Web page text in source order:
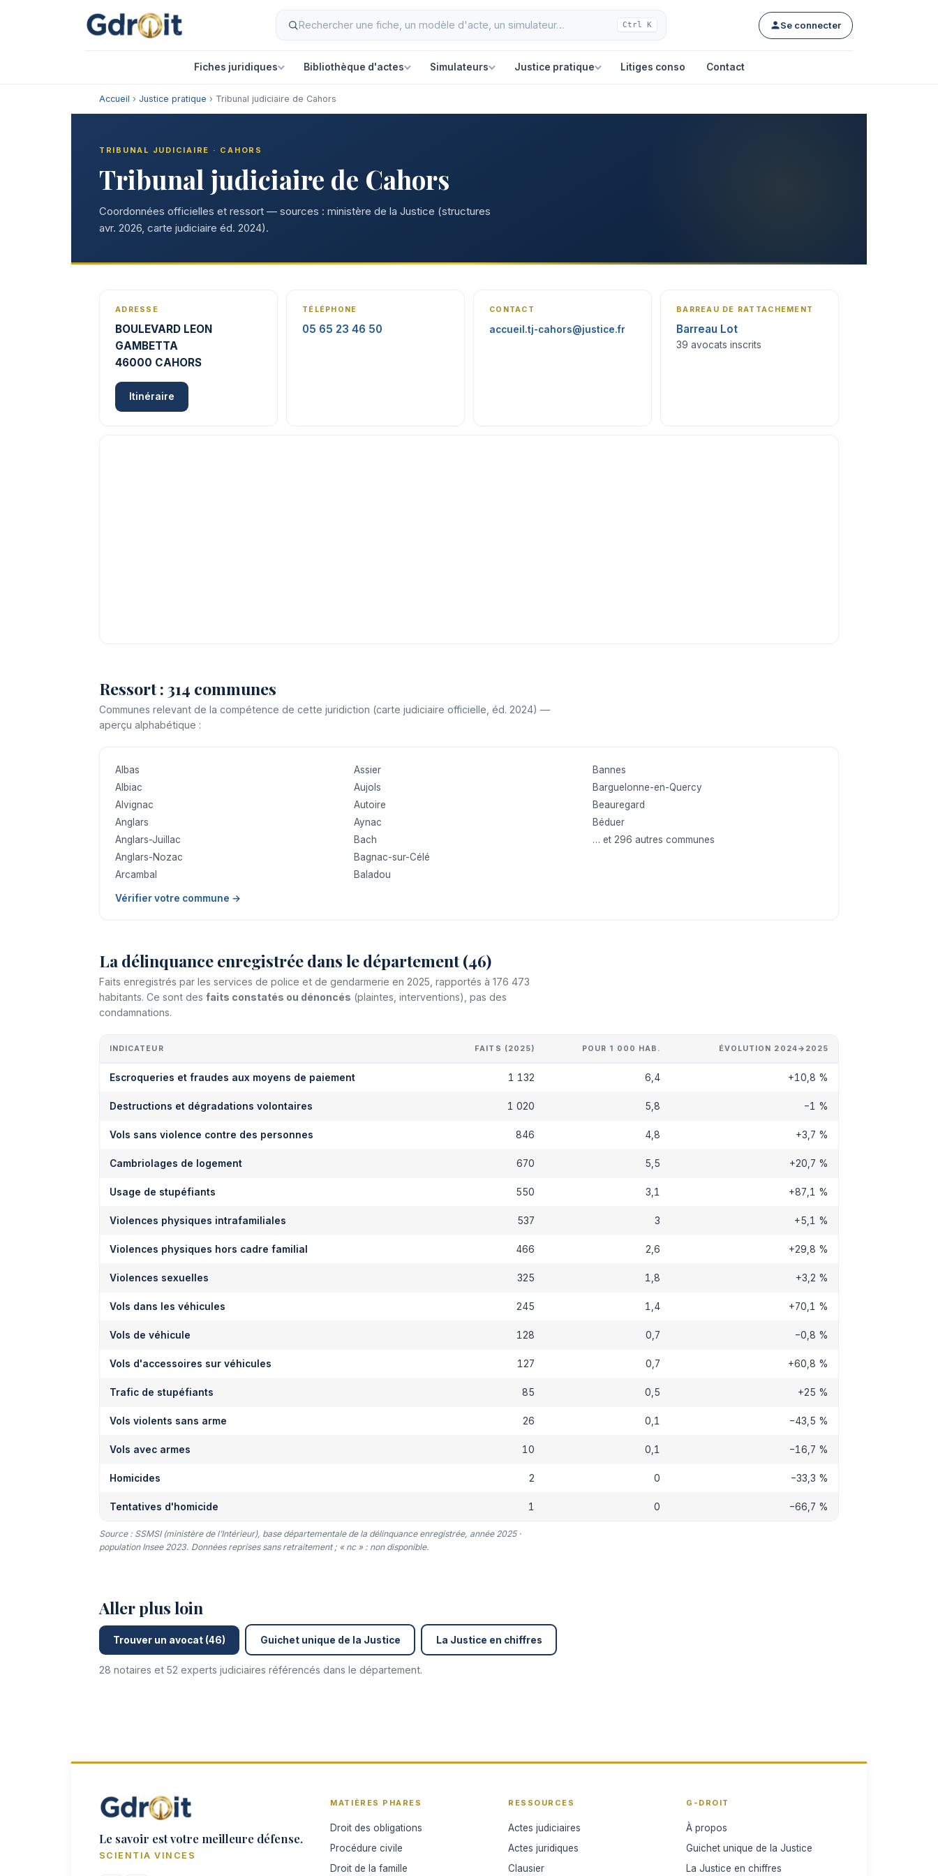
Ctrl K Se connecter
Fiches juridiques Bibliothèque d'actes Simulateurs Justice pratique Litiges conso Contact
Accueil › Justice pratique › Tribunal judiciaire de Cahors
TRIBUNAL JUDICIAIRE · CAHORS
Tribunal judiciaire de Cahors
Coordonnées officielles et ressort — sources : ministère de la Justice (structures
avr. 2026, carte judiciaire éd. 2024).
ADRESSE
BOULEVARD LEON
GAMBETTA
46000 CAHORS
Itinéraire
TÉLÉPHONE
05 65 23 46 50
CONTACT
accueil.tj-cahors@justice.fr
BARREAU DE RATTACHEMENT
Barreau Lot
39 avocats inscrits
Ressort : 314 communes
Communes relevant de la compétence de cette juridiction (carte judiciaire officielle, éd. 2024) —
aperçu alphabétique :
Albas
Albiac
Alvignac
Anglars
Anglars-Juillac
Anglars-Nozac
Arcambal
Assier
Aujols
Autoire
Aynac
Bach
Bagnac-sur-Célé
Baladou
Bannes
Barguelonne-en-Quercy
Beauregard
Béduer
… et 296 autres communes
Vérifier votre commune →
La délinquance enregistrée dans le département (46)
Faits enregistrés par les services de police et de gendarmerie en 2025, rapportés à 176 473
habitants. Ce sont des faits constatés ou dénoncés (plaintes, interventions), pas des
condamnations.
INDICATEUR FAITS (2025) POUR 1 000 HAB. ÉVOLUTION 2024→2025
Escroqueries et fraudes aux moyens de paiement 1 132 6,4 +10,8 %
Destructions et dégradations volontaires 1 020 5,8 −1 %
Vols sans violence contre des personnes 846 4,8 +3,7 %
Cambriolages de logement 670 5,5 +20,7 %
Usage de stupéfiants 550 3,1 +87,1 %
Violences physiques intrafamiliales 537 3 +5,1 %
Violences physiques hors cadre familial 466 2,6 +29,8 %
Violences sexuelles 325 1,8 +3,2 %
Vols dans les véhicules 245 1,4 +70,1 %
Vols de véhicule 128 0,7 −0,8 %
Vols d'accessoires sur véhicules 127 0,7 +60,8 %
Trafic de stupéfiants 85 0,5 +25 %
Vols violents sans arme 26 0,1 −43,5 %
Vols avec armes 10 0,1 −16,7 %
Homicides 2 0 −33,3 %
Tentatives d'homicide 1 0 −66,7 %
Source : SSMSI (ministère de l’Intérieur), base départementale de la délinquance enregistrée, année 2025 ·
population Insee 2023. Données reprises sans retraitement ; « nc » : non disponible.
Aller plus loin
Trouver un avocat (46) Guichet unique de la Justice La Justice en chiffres
28 notaires et 52 experts judiciaires référencés dans le département.
Le savoir est votre meilleure défense.
SCIENTIA VINCES
MATIÈRES PHARES
Droit des obligations
Procédure civile
Droit de la famille
RESSOURCES
Actes judiciaires
Actes juridiques
Clausier
G-DROIT
À propos
Guichet unique de la Justice
La Justice en chiffres